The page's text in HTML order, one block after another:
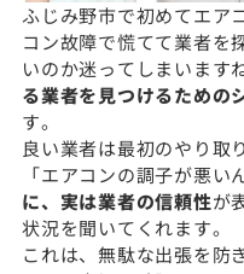
ふじみ野市で初めてエア
コン故障で慌てて業者を
いのか迷ってしまいます
る業者を見つけるための
す。
良い業者は最初のやり取
「エアコンの調子が悪い
に、実は業者の信頼性が
状況を聞いてくれます。
これは、無駄な出張を防